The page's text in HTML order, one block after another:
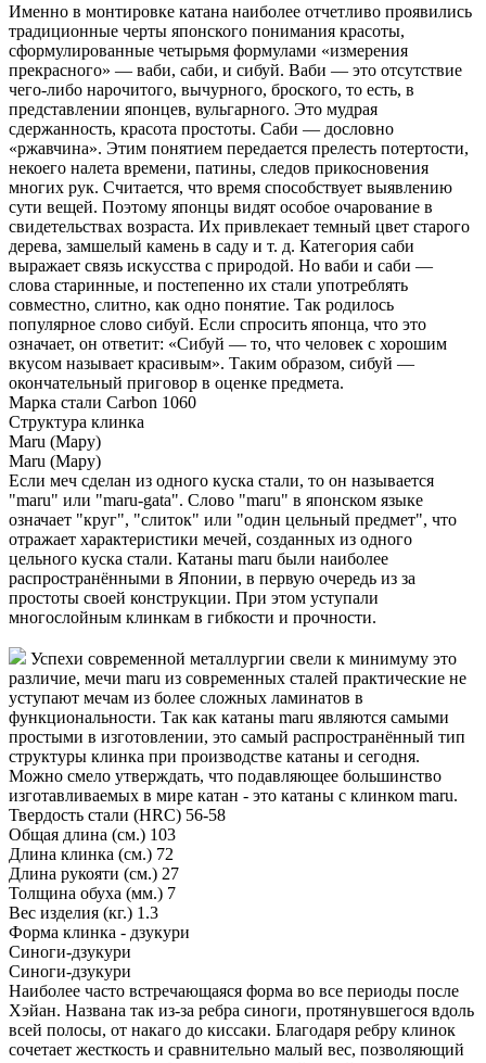
Именно в монтировке катана наиболее отчетливо проявились
традиционные черты японского понимания красоты,
сформулированные четырьмя формулами «измерения
прекрасного» — ваби, саби, и сибуй. Ваби — это отсутствие
чего-либо нарочитого, вычурного, броского, то есть, в
представлении японцев, вульгарного. Это мудрая
сдержанность, красота простоты. Саби — дословно
«ржавчина». Этим понятием передается прелесть потертости,
некоего налета времени, патины, следов прикосновения
многих рук. Считается, что время способствует выявлению
сути вещей. Поэтому японцы видят особое очарование в
свидетельствах возраста. Их привлекает темный цвет старого
дерева, замшелый камень в саду и т. д. Категория саби
выражает связь искусства с природой. Но ваби и саби —
слова старинные, и постепенно их стали употреблять
совместно, слитно, как одно понятие. Так родилось
популярное слово сибуй. Если спросить японца, что это
означает, он ответит: «Сибуй — то, что человек с хорошим
вкусом называет красивым». Таким образом, сибуй —
окончательный приговор в оценке предмета.
Марка стали Carbon 1060
Структура клинка
Maru (Мару)
Maru (Мару)
Если меч сделан из одного куска стали, то он называется
"maru" или "maru-gata". Слово "maru" в японском языке
означает "круг", "слиток" или "один цельный предмет", что
отражает характеристики мечей, созданных из одного
цельного куска стали. Катаны maru были наиболее
распространёнными в Японии, в первую очередь из за
простоты своей конструкции. При этом уступали
многослойным клинкам в гибкости и прочности.
Успехи современной металлургии свели к минимуму это
различие, мечи maru из современных сталей практические не
уступают мечам из более сложных ламинатов в
функциональности. Так как катаны maru являются самыми
простыми в изготовлении, это самый распространённый тип
структуры клинка при производстве катаны и сегодня.
Можно смело утверждать, что подавляющее большинство
изготавливаемых в мире катан - это катаны с клинком maru.
Твердость стали (HRC) 56-58
Общая длина (см.) 103
Длина клинка (см.) 72
Длина рукояти (см.) 27
Толщина обуха (мм.) 7
Вес изделия (кг.) 1.3
Форма клинка - дзукури
Синоги-дзукури
Синоги-дзукури
Наиболее часто встречающаяся форма во все периоды после
Хэйан. Названа так из-за ребра синоги, протянувшегося вдоль
всей полосы, от накаго до киссаки. Благодаря ребру клинок
сочетает жесткость и сравнительно малый вес, позволяющий